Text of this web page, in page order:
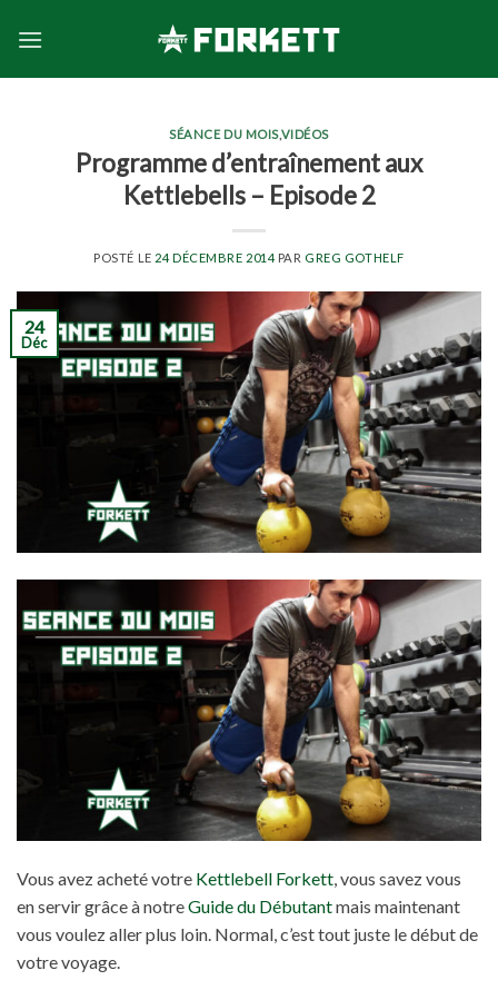
SÉANCE DU MOIS,VIDÉOS
Programme d’entraînement aux
Kettlebells – Episode 2
POSTÉ LE 24 DÉCEMBRE 2014PAR GREG GOTHELF
24
Déc
Vous avez acheté votre Kettlebell Forkett, vous savez vous
en servir grâce à notreGuide du Débutantmais maintenant
vous voulez aller plus loin. Normal, c’est tout juste le début de
votre voyage.